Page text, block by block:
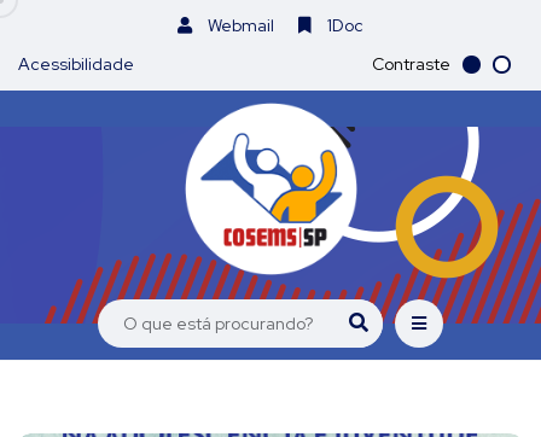
Webmail
1Doc
Acessibilidade
Contraste